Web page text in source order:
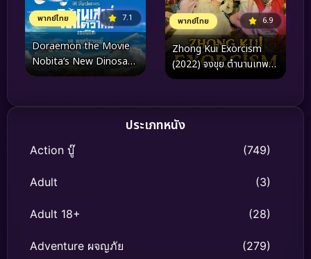
พากย์ไทย 7.1
Doraemon the Movie
Nobita’s New Dinosaur
(2020) โดราเอมอน เดอะ
พากย์ไทย 6.9
Zhong Kui Exorcism
(2022) จงขุย ตำนานเทพ
อสูร
ประเภทหนัง
Action บู๊ (749)
Adult (3)
Adult 18+ (28)
Adventure ผจญภัย (279)